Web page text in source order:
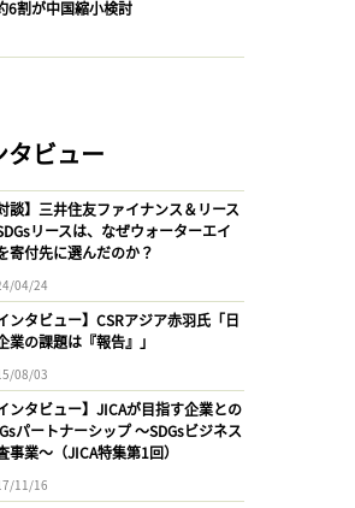
6割が中国縮小検討
ビュー
対談】三井住友ファイナンス＆リース
リースは、なぜウォーターエイ
寄付先に選んだのか？
04/24
インタビュー】CSRアジア赤羽氏「日
業の課題は『報告』」
08/03
インタビュー】JICAが目指す企業との
パートナーシップ 〜SDGsビジネス
事業〜（JICA特集第1回）
11/16